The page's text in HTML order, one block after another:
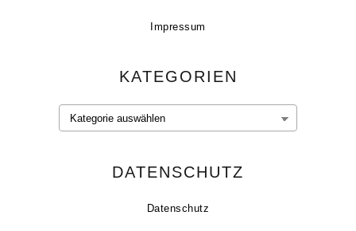
Impressum
KATEGORIEN
DATENSCHUTZ
Datenschutz